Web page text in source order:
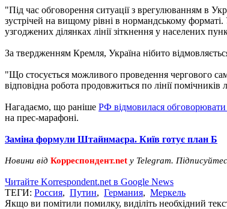
"Під час обговорення ситуації з врегулюванням в
зустрічей на вищому рівні в нормандському
узгоджених ділянках лінії зіткнення у населених
За твердженням Кремля, Україна нібито
"Що стосується можливого проведення чергового
відповідна робота продовжиться по лінії
Нагадаємо, що раніше РФ відмовилася
на прес-марафоні.
Заміна формули Штайнмаєра. Київ готує план Б
Новини від Корреспондент.net у Telegram.
Читайте Korrespondent.net в Google News
ТЕГИ: Россия, Путин, Германия, Меркель
Якщо ви помітили помилку, виділіть необхідний